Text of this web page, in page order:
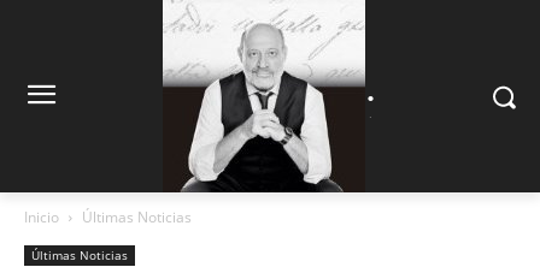
.
Inicio Últimas Noticias
Últimas Noticias